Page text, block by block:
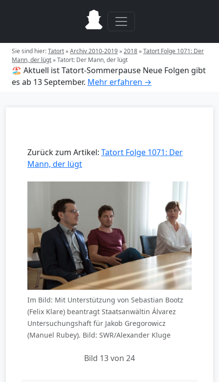
Sie sind hier:Tatort»Archiv 2010-2019»2018»Tatort Folge 1071: Der
Mann, der lügt»Tatort: Der Mann, der lügt
🏖️ Aktuell ist Tatort-Sommerpause Neue Folgen gibt
es ab 13 September. Mehr erfahren →
Zurück zum Artikel: Tatort Folge 1071: Der
Mann, der lügt
Im Bild: Mit Unterstützung von Sebastian Bootz
(Felix Klare) beantragt Staatsanwältin Álvarez
Untersuchungshaft für Jakob Gregorowicz
(Manuel Rubey). Bild: SWR/Alexander Kluge
Bild 13 von 24